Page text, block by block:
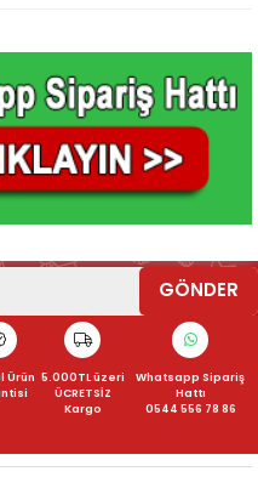
GÖNDER
Ürün 5.000TL üzeri
ÜCRETSİZ
Kargo
Whatsapp Sipariş
Hattı
0544 556 78 86